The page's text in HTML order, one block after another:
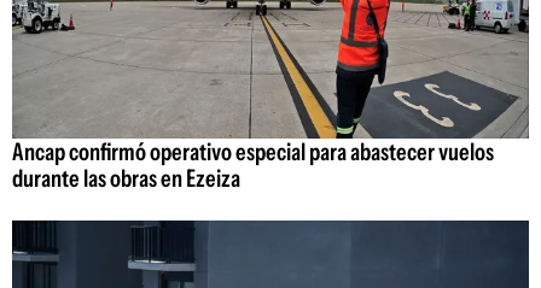
Ancap confirmó operativo especial para abastecer vuelos
durante las obras en Ezeiza